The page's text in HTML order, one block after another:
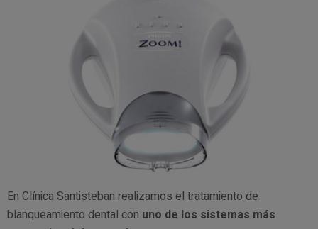
En Clínica Santisteban realizamos el tratamiento de
blanqueamiento dental con uno de los sistemas más